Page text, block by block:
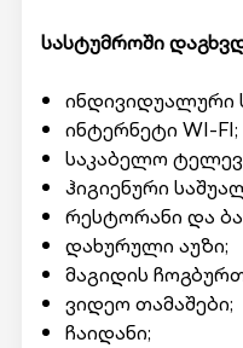
სასტუმროში
ინდივიდუალური
ინტერნეტი WI-FI;
საკაბელო
ჰიგიენური
რესტორანი და
დახურული აუზი;
მაგიდის
ვიდეო თამაშები;
ჩაიდანი;